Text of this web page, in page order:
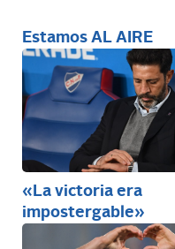
Estamos AL AIRE
«La victoria era
impostergable»